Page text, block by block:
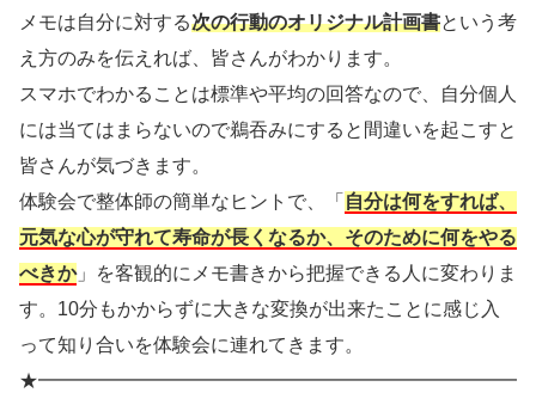
メモは自分に対する次の行動のオリジナル計画書という考
え方のみを伝えれば、皆さんがわかります。
スマホでわかることは標準や平均の回答なので、自分個人
には当てはまらないので鵜吞みにすると間違いを起こすと
皆さんが気づきます。
体験会で整体師の簡単なヒントで、「 自分は何をすれば、
元気な心が守れて寿命が長くなるか、そのために何をやる
べきか」を客観的にメモ書きから把握できる人に変わりま
す。10分もかからずに大きな変換が出来たことに感じ入
って知り合いを体験会に連れてきます。
★━━━━━━━━━━━━━━━━━━━━━━━━━